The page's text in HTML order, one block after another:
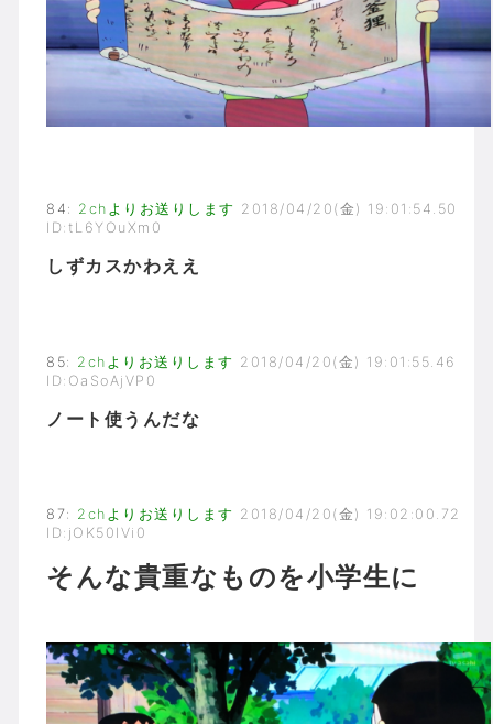
84 : 2chよりお送りします 2018/04/20(金) 19:01:54.50
ID:tL6YOuXm0
しずカスかわええ
85: 2chよりお送りします 2018/04/20(金) 19:01:55.46
ID:OaSoAjVP0
ノート使うんだな
87: 2chよりお送りします 2018/04/20(金) 19:02:00.72
ID:jOK50IVi0
そんな貴重なものを小学生に